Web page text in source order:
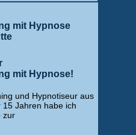
mit Hypnose
mit Hypnose!
und Hypnotiseur aus
Jahren habe ich
zur